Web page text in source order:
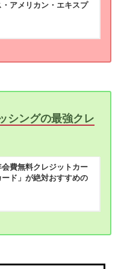
アメリカン・エキスプ
シングの最強クレ
費無料クレジットカー
ード」が絶対おすすめの